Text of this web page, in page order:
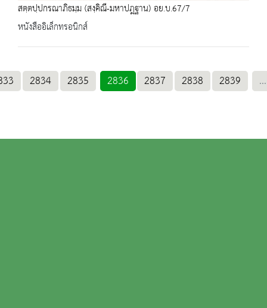
สตฺตปฺปกรณาภิธมฺม (สงฺคิณี-มหาปฎฐาน) อย.บ.67/7
หนังสืออิเล็กทรอนิกส์
2834 2835 2836 2837 2838 2839 ...